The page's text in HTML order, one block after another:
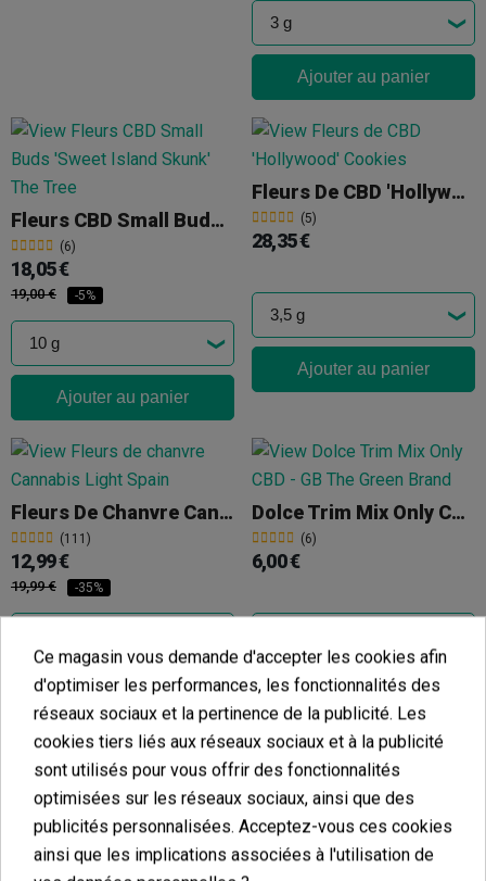
Ajouter au panier
Fleurs CBD Small Buds 'Sweet Island Skunk' The Tree
(6)
18,05 €
19,00 € -5%
Ajouter au panier
Fleurs De CBD 'Hollywood' Cookies
(5)
28,35 €
Ajouter au panier
Fleurs De Chanvre Cannabis Light Spain
(111)
12,99 €
19,99 € -35%
Ajouter au panier
Dolce Trim Mix Only CBD
(6)
6,00 €
Ajouter au panier
Fleurs CBD GB Outdoor 'Amnesia'
(9)
Fleurs De CBD The Family BROS 4 LIFE
(3)
Ce magasin vous demande d'accepter les cookies afin
d'optimiser les performances, les fonctionnalités des
réseaux sociaux et la pertinence de la publicité. Les
cookies tiers liés aux réseaux sociaux et à la publicité
sont utilisés pour vous offrir des fonctionnalités
optimisées sur les réseaux sociaux, ainsi que des
publicités personnalisées. Acceptez-vous ces cookies
ainsi que les implications associées à l'utilisation de